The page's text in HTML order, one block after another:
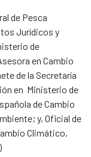
de Pesca
Jurídicos y
de
en Cambio
de la Secretaría
en Ministerio de
de Cambio
y, Oficial de
Climático,